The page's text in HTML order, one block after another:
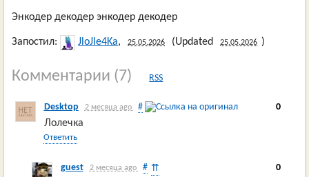
Энкодер декодер энкодер декодер
Запостил: JloJle4Ka, 25.05.2026 (Updated 25.05.2026 )
Комментарии (7) RSS
Desktop 2 месяца ago # 0
Лолечка
Ответить
guest 2 месяца ago # 0
⇈